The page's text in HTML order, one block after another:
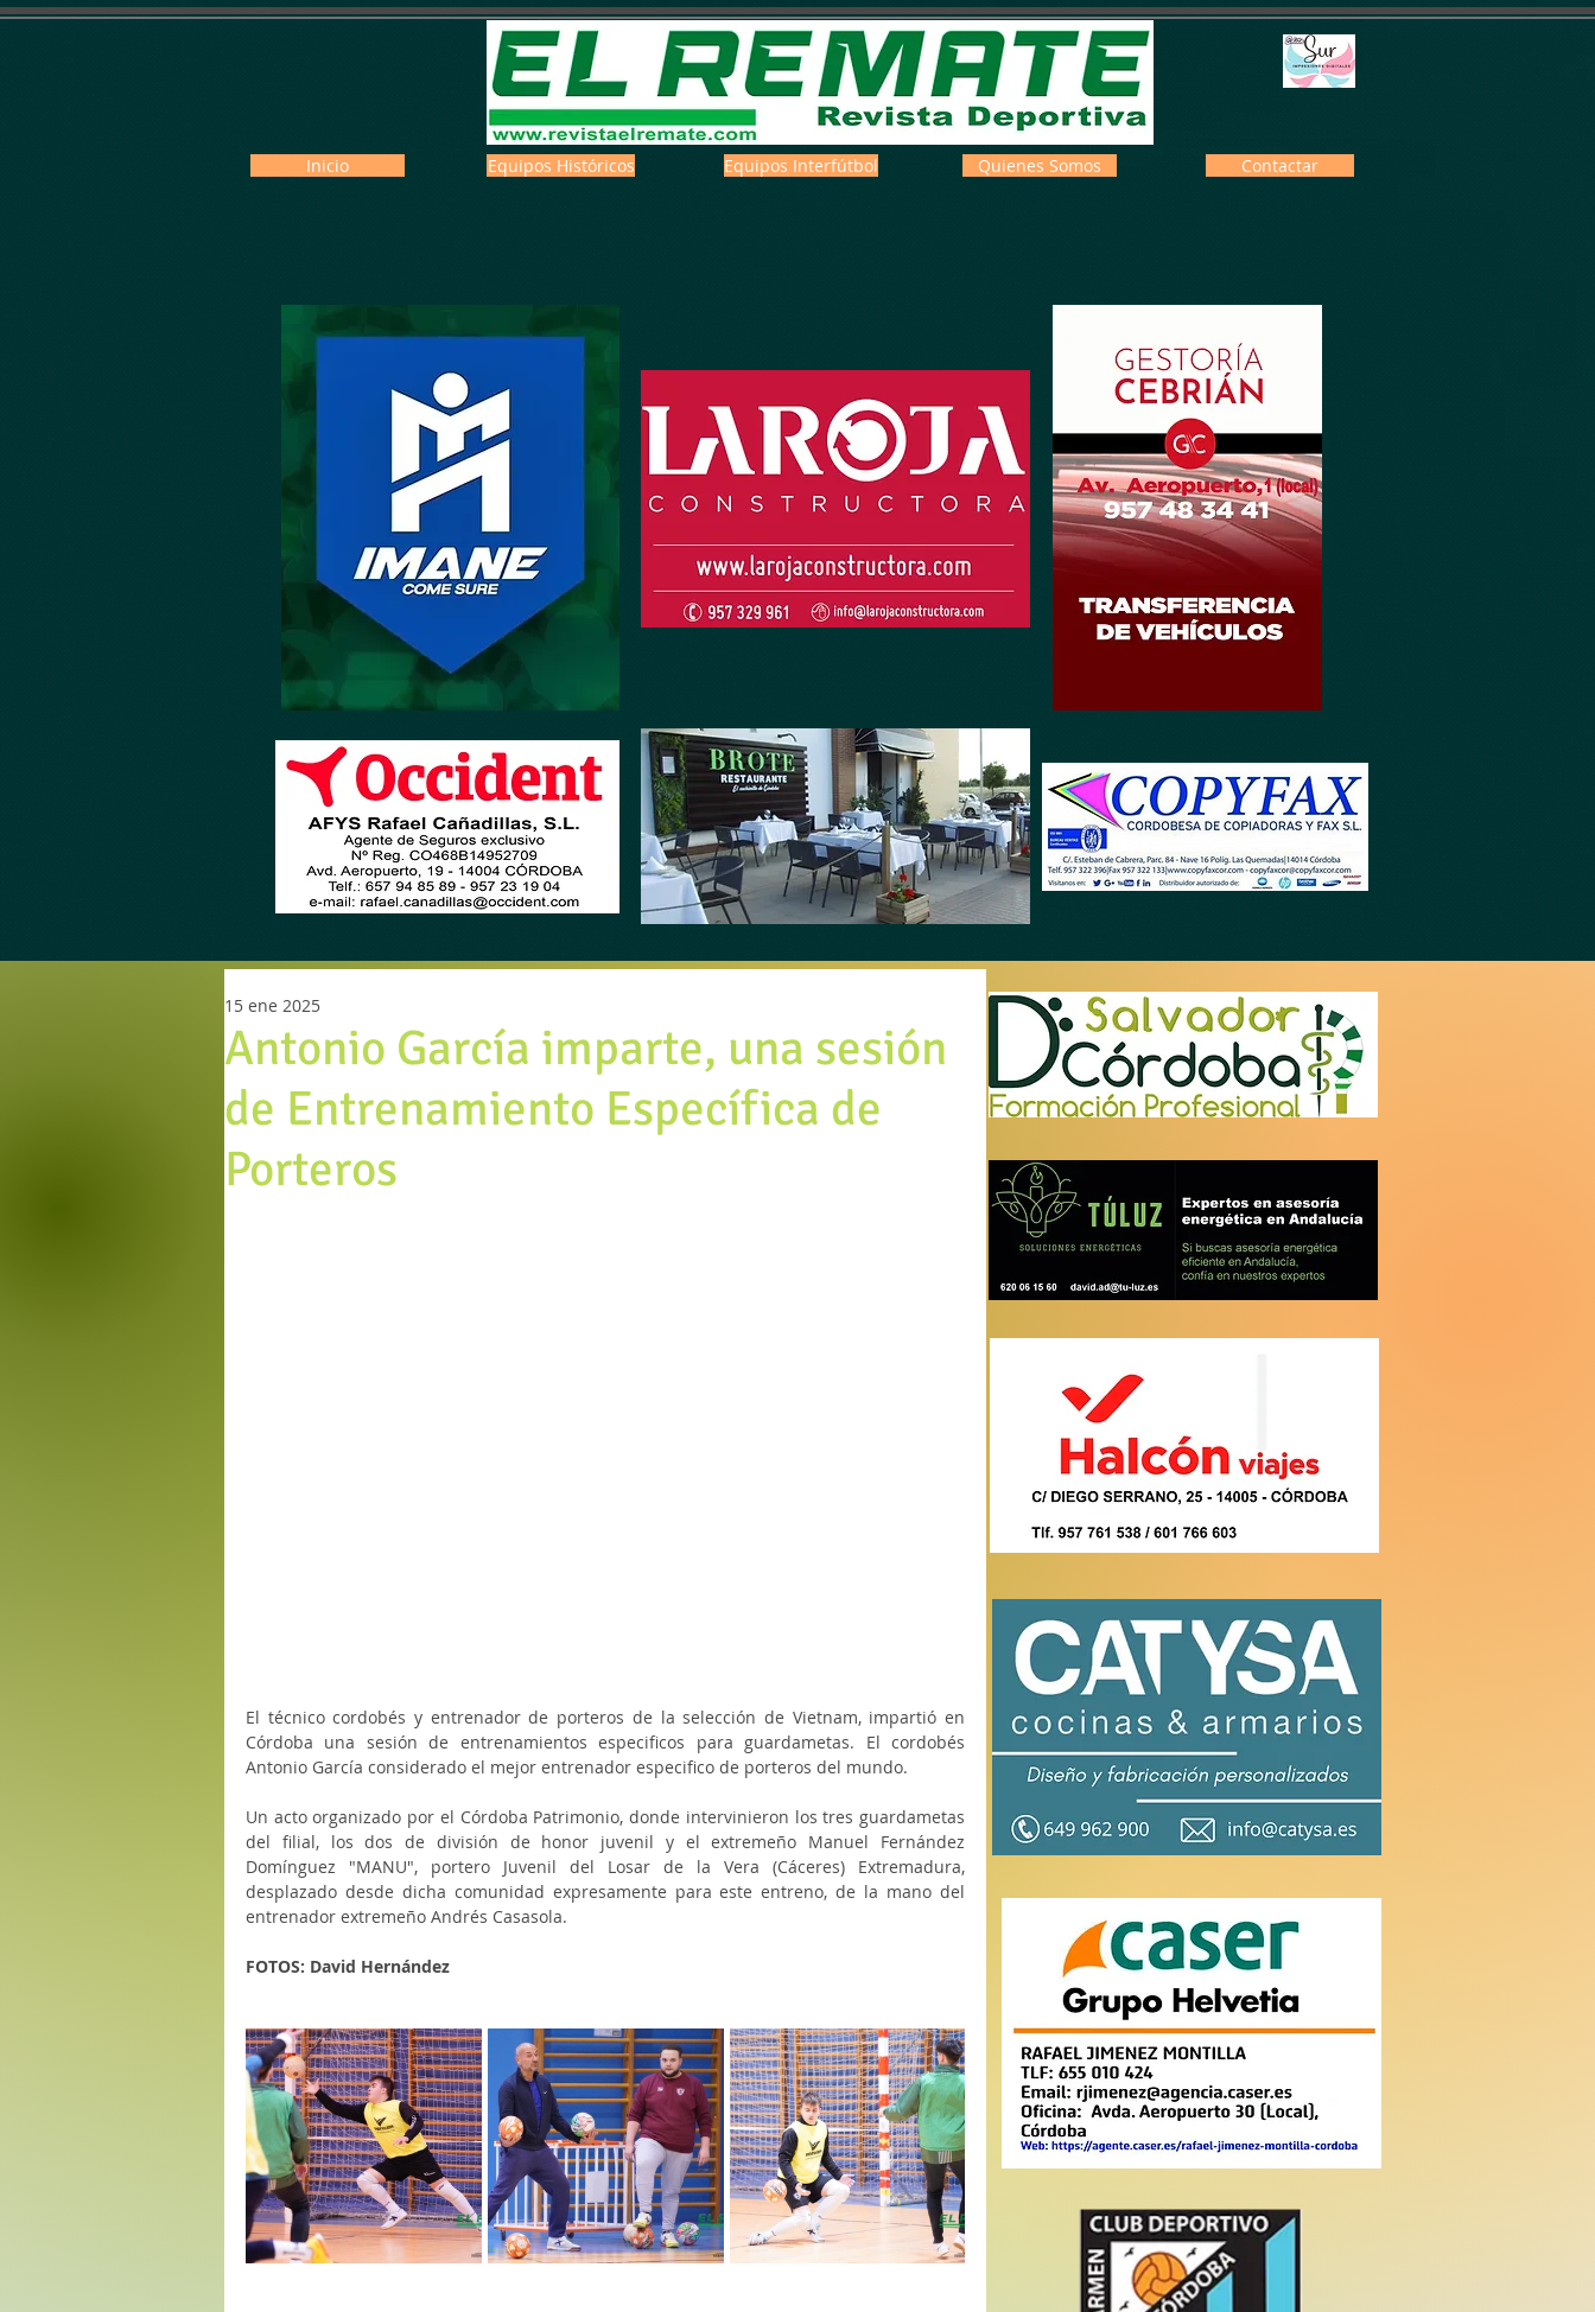
Inicio Equipos Históricos Equipos Interfútbol Quienes Somos Contactar
Antonio García imparte, una sesión
de Entrenamiento Específica de
Porteros
15 ene 2025
El técnico cordobés y entrenador de porteros de la selección de Vietnam, impartió en
Córdoba una sesión de entrenamientos especificos para guardametas. El cordobés
Antonio García considerado el mejor entrenador especifico de porteros del mundo.
Un acto organizado por el Córdoba Patrimonio, donde intervinieron los tres guardametas
del filial, los dos de división de honor juvenil y el extremeño Manuel Fernández
Domínguez "MANU", portero Juvenil del Losar de la Vera (Cáceres) Extremadura,
desplazado desde dicha comunidad expresamente para este entreno, de la mano del
entrenador extremeño Andrés Casasola.
FOTOS: David Hernández